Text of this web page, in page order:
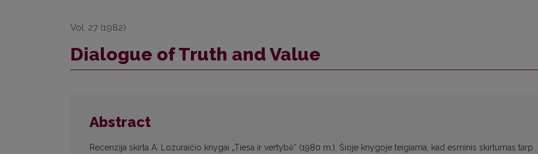
Vol. 27 (1982)
Dialogue of Truth and Value
Abstract
Recenzija skirta A. Lozuraičio knygai „Tiesa ir vertybė“ (1980 m.). Šioje knygoje teigiama, kad esminis skirtumas tarp